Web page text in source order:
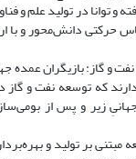
و توانا در تولید علم و
حرکتی دانش‌محور و با
و گاز: بازیگران عمده
که توسعه نفت و گاز
زیر و پس از
مبتنی بر تولید و